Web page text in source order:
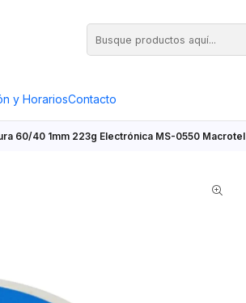
y HorariosContacto
60/40 1mm 223g Electrónica MS-0550 Macrotel